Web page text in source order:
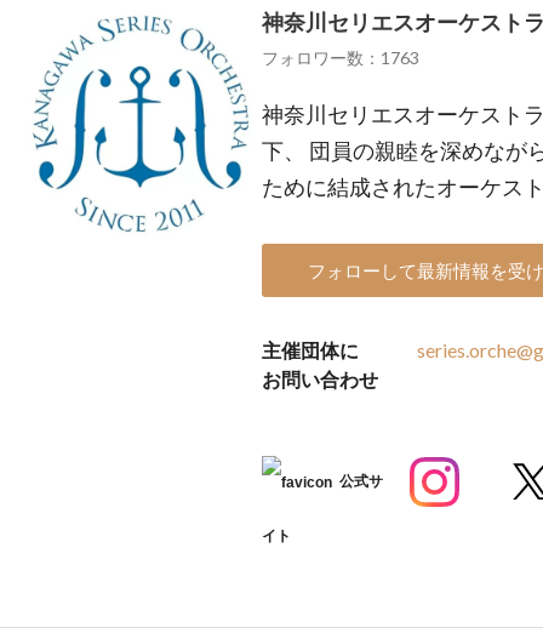
神奈川セリエスオーケスト
フォロワー数：1763
神奈川セリエスオーケスト
下、 団員の親睦を深めなが
ために結成されたオーケス
フォローして最新情報を受
主催団体に
お問い合わせ
公式サ
イト